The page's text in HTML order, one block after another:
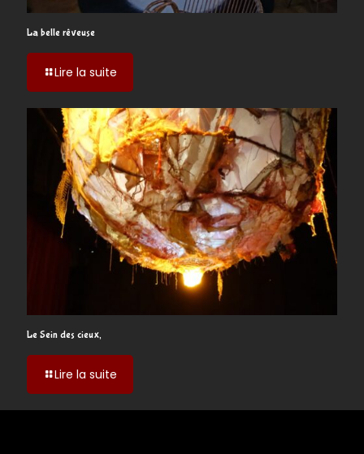
La belle rêveuse
Lire la suite
rêveuse
Le Sein des cieux,
Lire la suite
Sein
des